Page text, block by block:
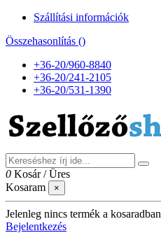
Szállítási információk
Összehasonlítás ()
+36-20/960-8840
+36-20/241-2105
+36-20/531-1390
0 Kosár /Üres
Kosaram
×
Jelenleg nincs termék a kosaradban
Bejelentkezés